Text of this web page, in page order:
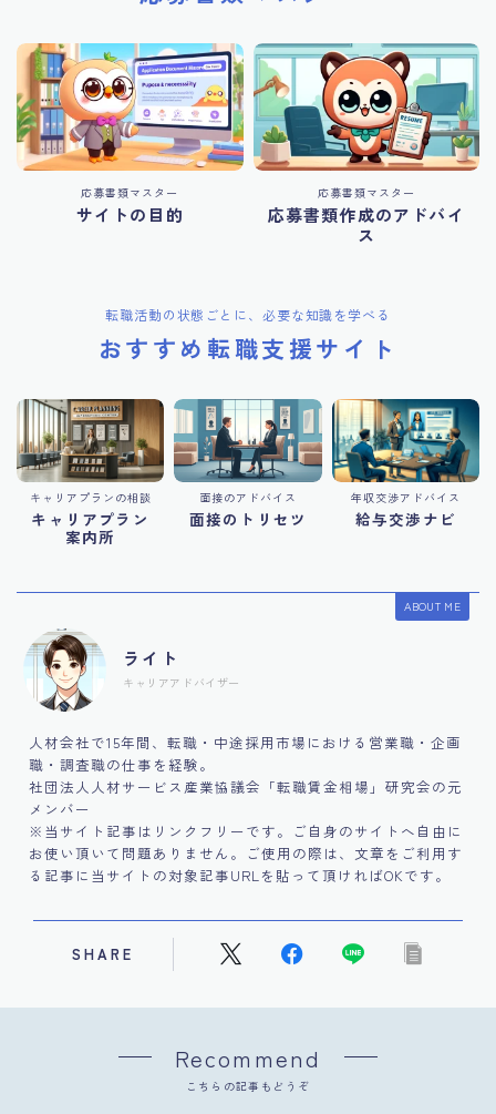
応募書類マスター
サイトの目的
応募書類マスター
応募書類作成のアドバイ
ス
転職活動の状態ごとに、必要な知識を学べる
おすすめ転職支援サイト
キャリアプランの相談
キャリアプラン
案内所
面接のアドバイス
面接のトリセツ
年収交渉アドバイス
給与交渉ナビ
ABOUT ME
ライト
キャリアアドバイザー
人材会社で15年間、転職・中途採用市場における営業職・企画
職・調査職の仕事を経験。
社団法人人材サービス産業協議会「転職賃金相場」研究会の元
メンバー
※当サイト記事はリンクフリーです。ご自身のサイトへ自由に
お使い頂いて問題ありません。ご使用の際は、文章をご利用す
る記事に当サイトの対象記事URLを貼って頂ければOKです。
SHARE
Recommend
こちらの記事もどうぞ